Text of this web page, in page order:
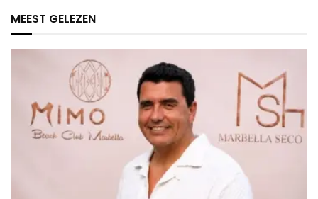
MEEST GELEZEN